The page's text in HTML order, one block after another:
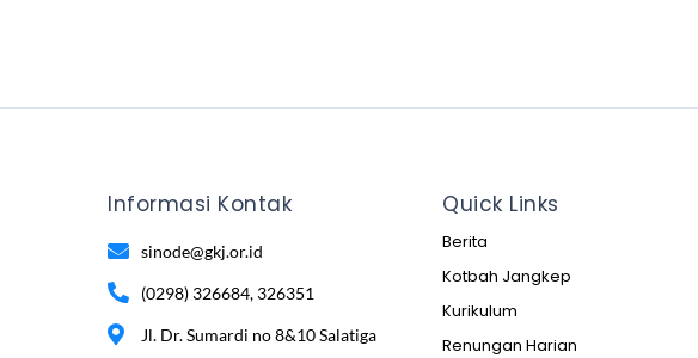
Informasi Kontak
sinode@gkj.or.id
(0298) 326684, 326351
Jl. Dr. Sumardi no 8&10 Salatiga
Quick Links
Berita
Kotbah Jangkep
Kurikulum
Renungan Harian